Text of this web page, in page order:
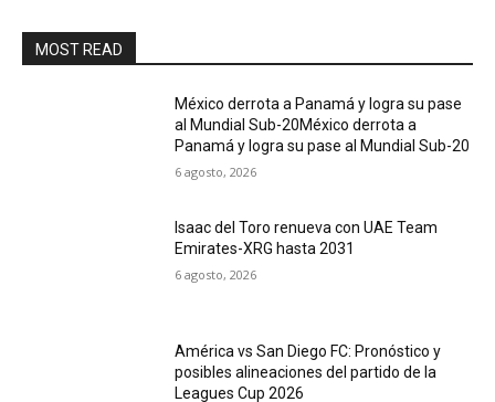
MOST READ
México derrota a Panamá y logra su pase
al Mundial Sub-20México derrota a
Panamá y logra su pase al Mundial Sub-20
6 agosto, 2026
Isaac del Toro renueva con UAE Team
Emirates-XRG hasta 2031
6 agosto, 2026
América vs San Diego FC: Pronóstico y
posibles alineaciones del partido de la
Leagues Cup 2026